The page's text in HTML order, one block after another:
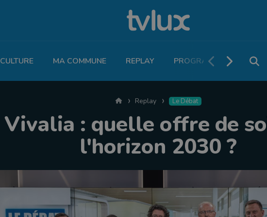
CULTURE MA COMMUNE REPLAY PROGRAMME TV
AccueilReplay Le Débat
Vivalia : quelle offre de
l'horizon 2030 ?